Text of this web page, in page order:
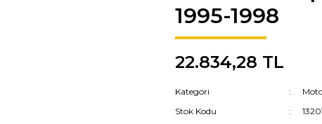
1995-1998
22.834,28 TL
Kategori
Stok Kodu